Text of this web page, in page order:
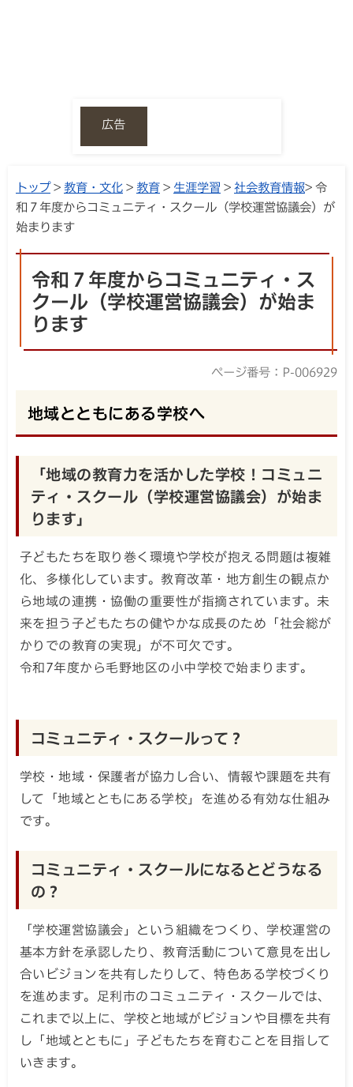
広告
トップ> 教育・文化 > 教育 > 生涯学習 > 社会教育情報> 令
和７年度からコミュニティ・スクール（学校運営協議会）が
始まります
令和７年度からコミュニティ・ス
クール（学校運営協議会）が始ま
ります
ページ番号：P-006929
地域とともにある学校へ
「地域の教育力を活かした学校！コミュニ
ティ・スクール（学校運営協議会）が始ま
ります」
子どもたちを取り巻く環境や学校が抱える問題は複雑
化、多様化しています。教育改革・地方創生の観点か
ら地域の連携・協働の重要性が指摘されています。未
来を担う子どもたちの健やかな成長のため「社会総が
かりでの教育の実現」が不可欠です。
令和7年度から毛野地区の小中学校で始まります。
コミュニティ・スクールって？
学校・地域・保護者が協力し合い、情報や課題を共有
して「地域とともにある学校」を進める有効な仕組み
です。
コミュニティ・スクールになるとどうなる
の？
「学校運営協議会」という組織をつくり、学校運営の
基本方針を承認したり、教育活動について意見を出し
合いビジョンを共有したりして、特色ある学校づくり
を進めます。足利市のコミュニティ・スクールでは、
これまで以上に、学校と地域がビジョンや目標を共有
し「地域とともに」子どもたちを育むことを目指して
いきます。